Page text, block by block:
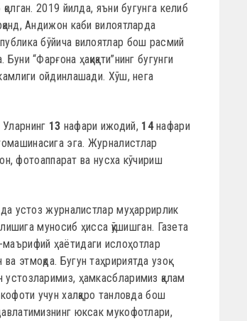
2019 йилда, яъни бугунга келиб
Андижон каби вилоятларда
бўйича вилоятлар бош расмий
“Фарғона ҳақиқати”нинг бугунги
ойдинлашади. Хўш, нега
13 нафари ижодий, 14нафари
эга. Журналистлар
фотоаппарат ва нусха кўчириш
устоз журналистлар муҳаррирлик
муносиб ҳисса қўшишган. Газета
ҳаётидаги ислоҳотлар
этмоқда. Бугун таҳририятда узоқ
ҳамкасбларимиз қалам
учун халқаро танловда бош
юксак мукофотлари,